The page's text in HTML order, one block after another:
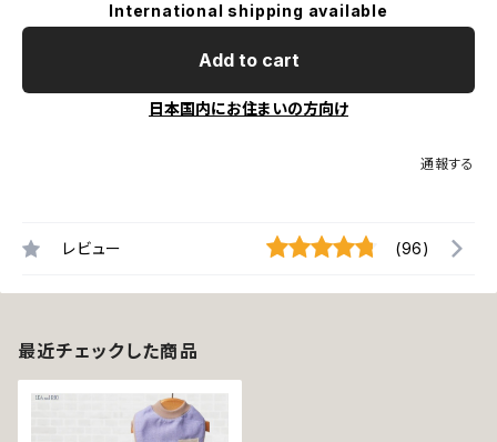
International shipping available
Add to cart
日本国内にお住まいの方向け
通報する
レビュー (96)
最近チェックした商品